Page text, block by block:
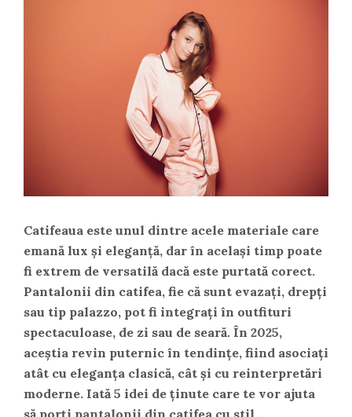
Catifeaua este unul dintre acele materiale care
emană lux și eleganță, dar în același timp poate
fi extrem de versatilă dacă este purtată corect.
Pantalonii din catifea, fie că sunt evazați, drepți
sau tip palazzo, pot fi integrați în outfituri
spectaculoase, de zi sau de seară. În 2025,
aceștia revin puternic în tendințe, fiind asociați
atât cu eleganța clasică, cât și cu reinterpretări
moderne. Iată 5 idei de ținute care te vor ajuta
să porți pantalonii din catifea cu stil.